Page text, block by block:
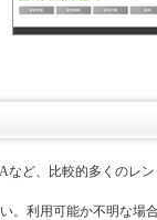
など、比較的多くのレ
。利用可能か不明な場